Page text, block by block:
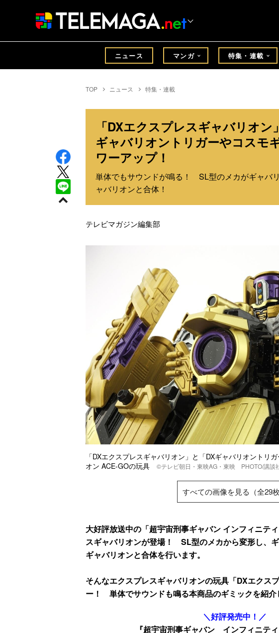
ニュース マンガ 特集・連載
TOP ニュース 特集・連載
「DXエクスプレスギャバリオ
ギャバリオントリガーやコスモ
ワーアップ！
単体でもサウンドが鳴る！ SL型のメカがギャバ
ャバリオンと合体！
テレビマガジン編集部
「DXエクスプレスギャバリオン」と「DXギャバリオントリ
オン ACE-GOの玩具 ©テレビ朝日・東映AG・東映 PHOTO/講談
すべての画像を見る（全29枚
大好評放送中の「超宇宙刑事ギャバン インフィニテ
スギャバリオンが登場！ SL型のメカから変形し、
ギャバリオンと合体を行います。
そんなエクスプレスギャバリオンの玩具「DXエクス
ー！ 単体でサウンドも鳴る本商品のギミックを紹介
＼好評発売中！／
『超宇宙刑事ギャバン インフィニティ